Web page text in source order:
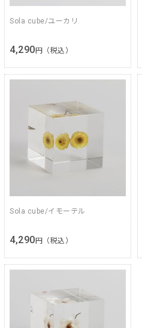
Sola cube/ユーカリ
4,290 円（税込）
Sola cube/イモーテル
4,290 円（税込）